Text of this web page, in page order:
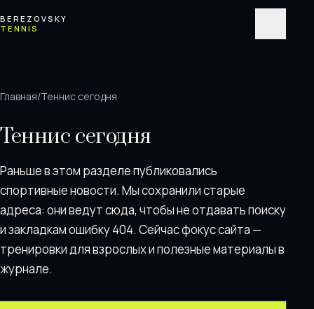
BEREZOVSKY
TENNIS
Главная/Теннис сегодня
Теннис сегодня
Раньше в этом разделе публиковались
спортивные новости. Мы сохранили старые
адреса: они ведут сюда, чтобы не отдавать поискy
и закладкам ошибку 404. Сейчас фокус сайта —
тренировки для взрослых и полезные материалы в
журнале.